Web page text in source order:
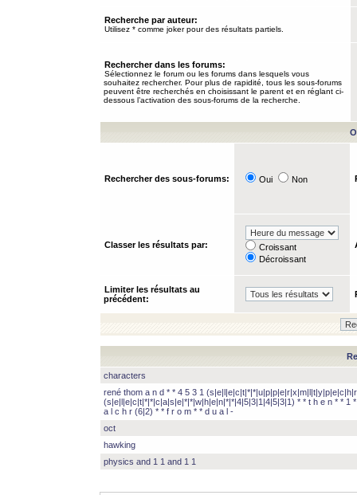
Recherche par auteur:
Utilisez * comme joker pour des résultats partiels.
Rechercher dans les forums:
Sélectionnez le forum ou les forums dans lesquels vous
souhaitez rechercher. Pour plus de rapidité, tous les sous-forums
peuvent être recherchés en choisissant le parent et en réglant ci-
dessous l’activation des sous-forums de la recherche.
Rechercher des sous-forums: Oui Non
Classer les résultats par:
Croissant
Décroissant
Limiter les résultats au
précédent:
characters
rené thom a n d * * 4 5 3 1
(s|e|l|e|c|t|*|*|c|a|s|e|*|*|w|h|e|n|*|*|4|5|3|1|4|5|3|1) * * t h e n * * 1
a l c h r (6|2) * * f r o m * * d u a l -
oct
hawking
physics and 1 1 and 1 1